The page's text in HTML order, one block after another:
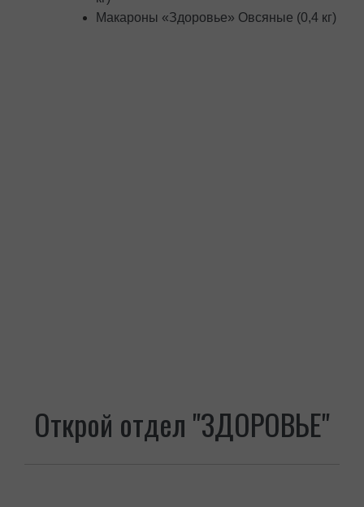
Макароны «Здоровье» Овсяные (0,4 кг)
Открой отдел "ЗДОРОВЬЕ"